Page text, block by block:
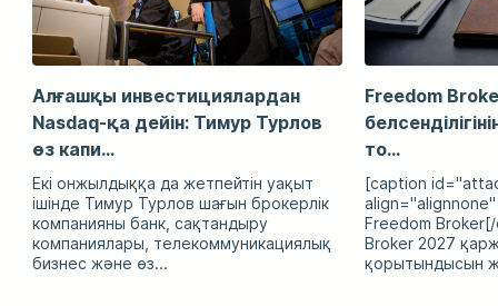
Алғашқы инвестициялардан
Nasdaq-қа дейін: Тимур Турлов
өз капи...
Екі онжылдыққа да жетпейтін уақыт
ішінде Тимур Турлов шағын брокерлік
компанияны банк, сақтандыру
компаниялары, телекоммуникациялық
бизнес және өз...
Freedom
то...
[caption
Freedom
Broker 2027
қорытындысын